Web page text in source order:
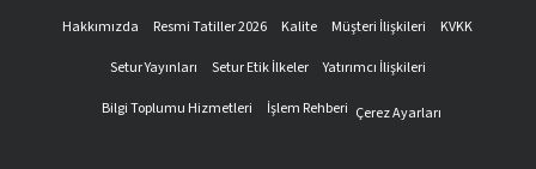
Hakkımızda Resmi Tatiller 2026 Kalite Müşteri İlişkileri
KVKK
Setur Yayınları
Setur Etik İlkeler
Yatırımcı İlişkileri
Bilgi Toplumu Hizmetleri
İşlem Rehberi Çerez Ayarları